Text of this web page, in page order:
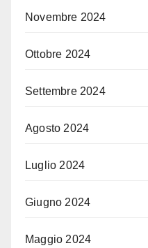
Novembre 2024
Ottobre 2024
Settembre 2024
Agosto 2024
Luglio 2024
Giugno 2024
Maggio 2024